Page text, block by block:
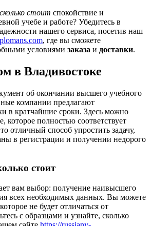
сколько стоит спокойствие и
учебе и работе? Убедитесь в
нашего сервиса, посетив наш
, где вы сможете
условиями заказа и доставки.
в Владивостоке
об окончании высшего учебного
компании предлагают
в кратчайшие сроки. Здесь можно
которое полностью соответствует
отличный способ упростить задачу,
в регистрации и получении недорого
стоит
вам выбор: получение наивысшего
всех необходимых данных. Вы можете
не будет отличаться от
с образцами и узнайте, сколько